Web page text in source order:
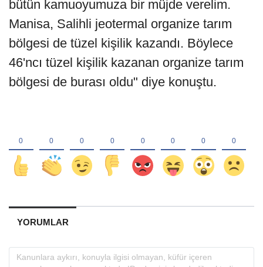
bütün kamuoyumuza bir müjde verelim.
Manisa, Salihli jeotermal organize tarım
bölgesi de tüzel kişilik kazandı. Böylece
46'ncı tüzel kişilik kazanan organize tarım
bölgesi de burası oldu" diye konuştu.
YORUMLAR